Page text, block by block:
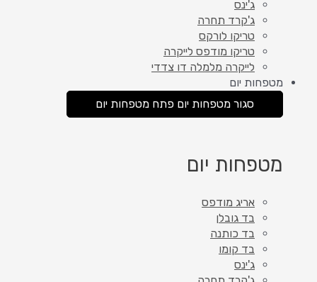
ג'ינס
ג'קרד תחרה
טריקו לורקס
טריקו מודפס לייקרה
לייקרה מלמלה דו צדדי
מטפחות יום
סגור מטפחות יום פתח מטפחות יום
מטפחות יום
אריג מודפס
בד גובלן
בד כותנה
בד קומו
ג'ינס